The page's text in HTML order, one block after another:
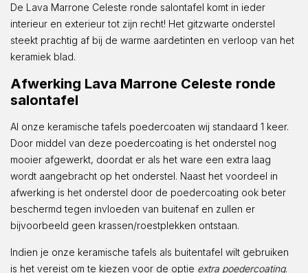
De Lava Marrone Celeste ronde salontafel komt in ieder
interieur en exterieur tot zijn recht! Het gitzwarte onderstel
steekt prachtig af bij de warme aardetinten en verloop van het
keramiek blad.
Afwerking Lava Marrone Celeste ronde
salontafel
Al onze keramische tafels poedercoaten wij standaard 1 keer.
Door middel van deze poedercoating is het onderstel nog
mooier afgewerkt, doordat er als het ware een extra laag
wordt aangebracht op het onderstel. Naast het voordeel in
afwerking is het onderstel door de poedercoating ook beter
beschermd tegen invloeden van buitenaf en zullen er
bijvoorbeeld geen krassen/roestplekken ontstaan.
Indien je onze keramische tafels als buitentafel wilt gebruiken
is het vereist om te kiezen voor de optie extra poedercoating.